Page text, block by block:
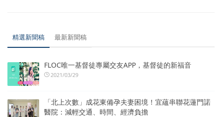
精選新聞稿 最新新聞稿
FLOC唯一基督徒專屬交友APP，基督徒的新福音
2021/03/29
「北上次數」成花東備孕夫妻困境！宜蘊串聯花蓮門諾
醫院：減輕交通、時間、經濟負擔